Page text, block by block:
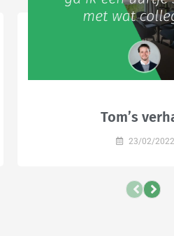
Tom’s
23/02/2022